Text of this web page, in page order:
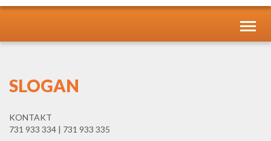
SLOGAN
KONTAKT
731 933 334 | 731 933 335